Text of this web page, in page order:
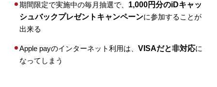
期間限定で実施中の毎月抽選で、 1,000円分のiDキャッ
シュバックプレゼントキャンペーンに参加することが
出来る
Apple payのインターネット利用は、 VISAだと非対応に
なってしまう